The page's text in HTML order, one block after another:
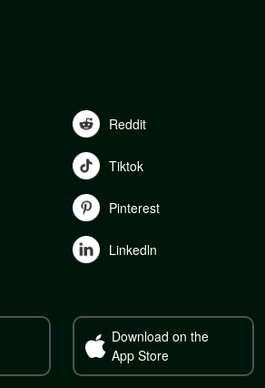
Reddit
Tiktok
Pinterest
Linkedln
Download on the
App Store